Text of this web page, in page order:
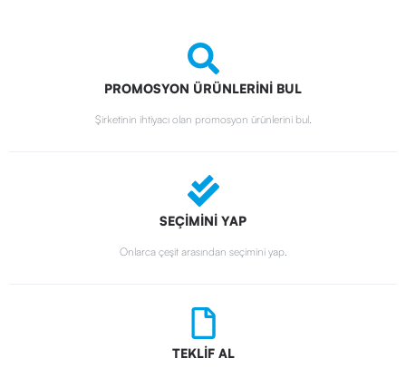
PROMOSYON ÜRÜNLERİNİ BUL
Şirketinin ihtiyacı olan promosyon ürünlerini bul.
SEÇİMİNİ YAP
Onlarca çeşit arasından seçimini yap.
TEKLİF AL